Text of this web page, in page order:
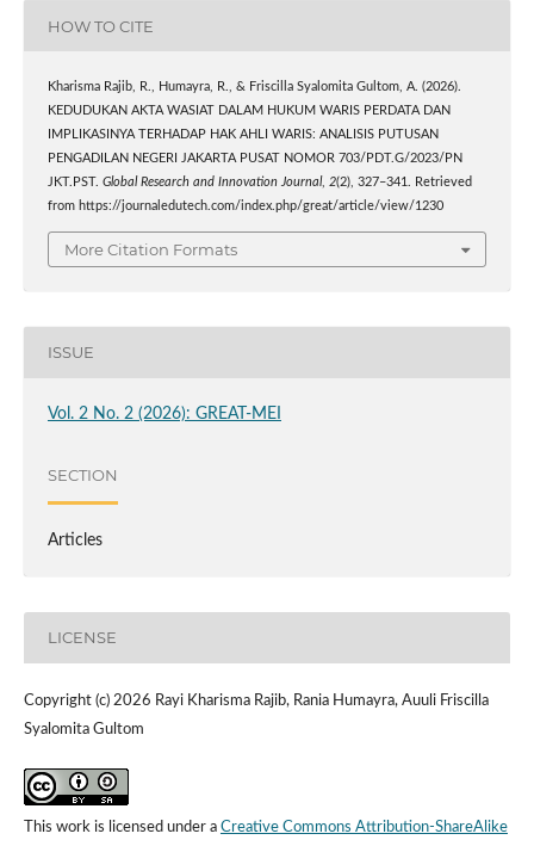
HOW TO CITE
Kharisma Rajib, R., Humayra, R., & Friscilla Syalomita Gultom, A. (2026).
KEDUDUKAN AKTA WASIAT DALAM HUKUM WARIS PERDATA DAN
IMPLIKASINYA TERHADAP HAK AHLI WARIS: ANALISIS PUTUSAN
PENGADILAN NEGERI JAKARTA PUSAT NOMOR 703/PDT.G/2023/PN
JKT.PST. Global Research and Innovation Journal, 2(2), 327–341. Retrieved
from https://journaledutech.com/index.php/great/article/view/1230
More Citation Formats
ISSUE
Vol. 2 No. 2 (2026): GREAT-MEI
SECTION
Articles
LICENSE
Copyright (c) 2026 Rayi Kharisma Rajib, Rania Humayra, Auuli Friscilla
Syalomita Gultom
This work is licensed under a Creative Commons Attribution-ShareAlike